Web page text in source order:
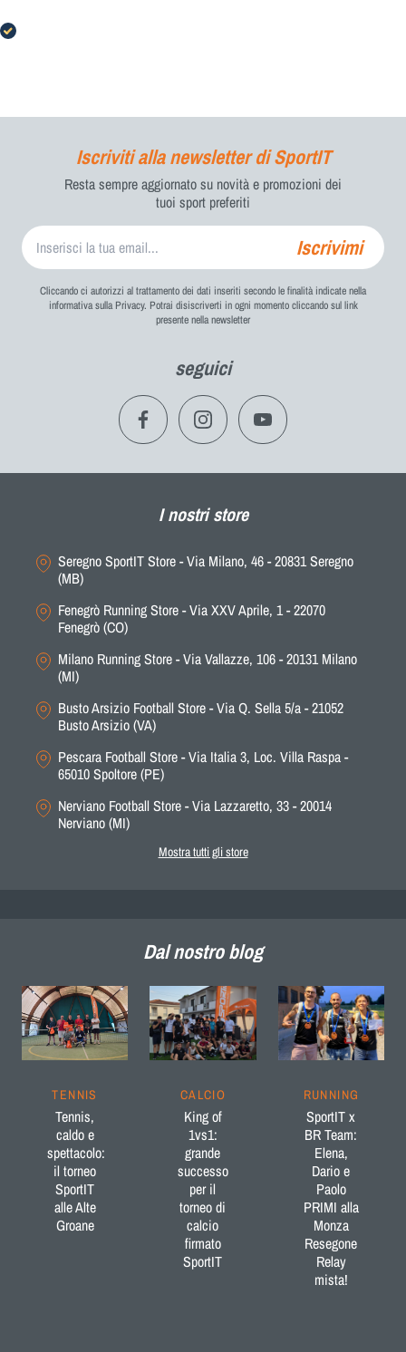
Telefono*
CAMBIA STORE
PRENOTA
PRODOTTO
Iscriviti alla newsletter di SportIT
Resta sempre aggiornato su novità e promozioni dei
tuoi sport preferiti
Iscrivimi
Cliccando ci autorizzi al trattamento dei dati inseriti secondo le finalità indicate nella
informativa sulla Privacy. Potrai disiscriverti in ogni momento cliccando sul link
presente nella newsletter
seguici
I nostri store
Seregno SportIT Store - Via Milano, 46 - 20831 Seregno
(MB)
Fenegrò Running Store - Via XXV Aprile, 1 - 22070
Fenegrò (CO)
Milano Running Store - Via Vallazze, 106 - 20131 Milano
(MI)
Busto Arsizio Football Store - Via Q. Sella 5/a - 21052
Busto Arsizio (VA)
Pescara Football Store - Via Italia 3, Loc. Villa Raspa -
65010 Spoltore (PE)
Nerviano Football Store - Via Lazzaretto, 33 - 20014
Nerviano (MI)
Mostra tutti gli store
Dal nostro blog
TENNIS
Tennis,
caldo e
spettacolo:
il torneo
SportIT
alle Alte
Groane
CALCIO
King of
1vs1:
grande
successo
per il
torneo di
calcio
firmato
SportIT
RUNNING
SportIT x
BR Team:
Elena,
Dario e
Paolo
PRIMI alla
Monza
Resegone
Relay
mista!